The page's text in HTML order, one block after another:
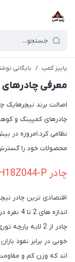
پاییز کمپ / بایگانی
معرفی چادرهای
چادرهای کمپینگ و
محصولات خود را
چادر P-Series | NH18Z044-P
اقتصادی ترین چادر
خوبی در برابر نفوذ
اند که وزن کم و مقاومت